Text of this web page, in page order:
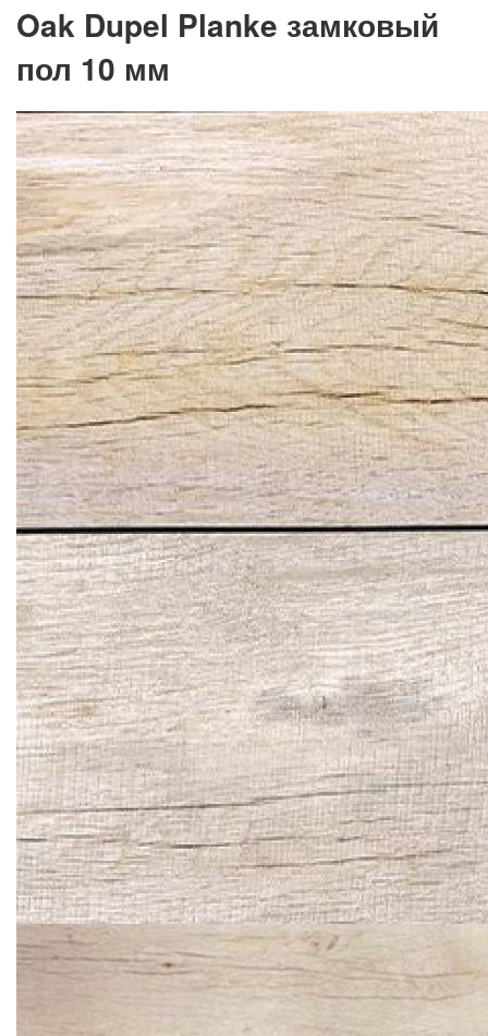
Oak Dupel Planke замковый
пол 10 мм